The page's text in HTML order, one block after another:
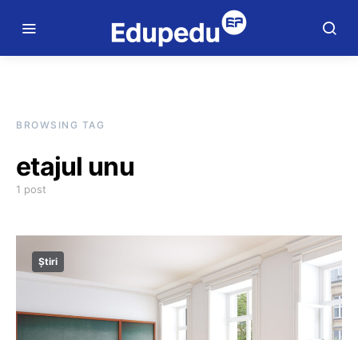
BROWSING TAG
etajul unu
1 post
Știri